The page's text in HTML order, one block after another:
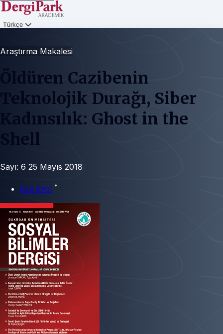
Türkçe
Araştırma Makalesi
Öldüren Cazibenin
Teknolojik Durağı, Siber
Kadınsılık: Ghost in the
Shell
Sayı: 6 25 Mayıs 2018
Ece Erol *